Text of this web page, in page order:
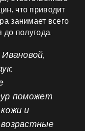
что приводит
занимает всего
до полугода.
поможет
и